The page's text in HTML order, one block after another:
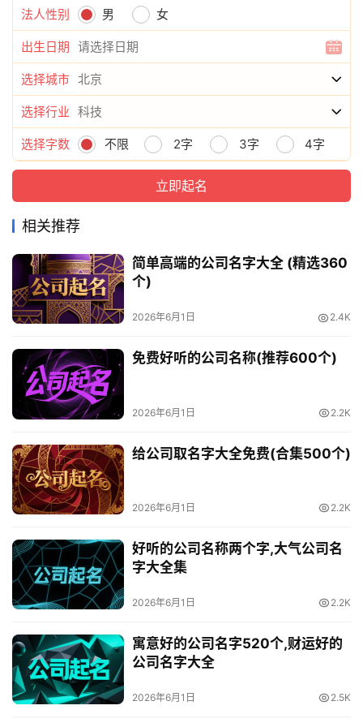
法人性别 男 女
出生日期
选择城市
选择行业
选择字数 不限 2字 3字 4字
相关推荐
简单高端的公司名字大全 (精选360
个)
2026年6月1日 2.4K
免费好听的公司名称(推荐600个)
2026年6月1日 2.2K
给公司取名字大全免费(合集500个)
2026年6月1日 2.2K
好听的公司名称两个字,大气公司名
字大全集
2026年6月1日 2.2K
寓意好的公司名字520个,财运好的
公司名字大全
2026年6月1日 2.5K